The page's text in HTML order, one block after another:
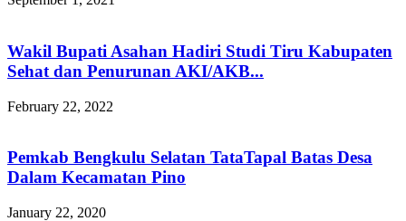
Wakil Bupati Asahan Hadiri Studi Tiru Kabupaten
Sehat dan Penurunan AKI/AKB...
February 22, 2022
Pemkab Bengkulu Selatan TataTapal Batas Desa
Dalam Kecamatan Pino
January 22, 2020